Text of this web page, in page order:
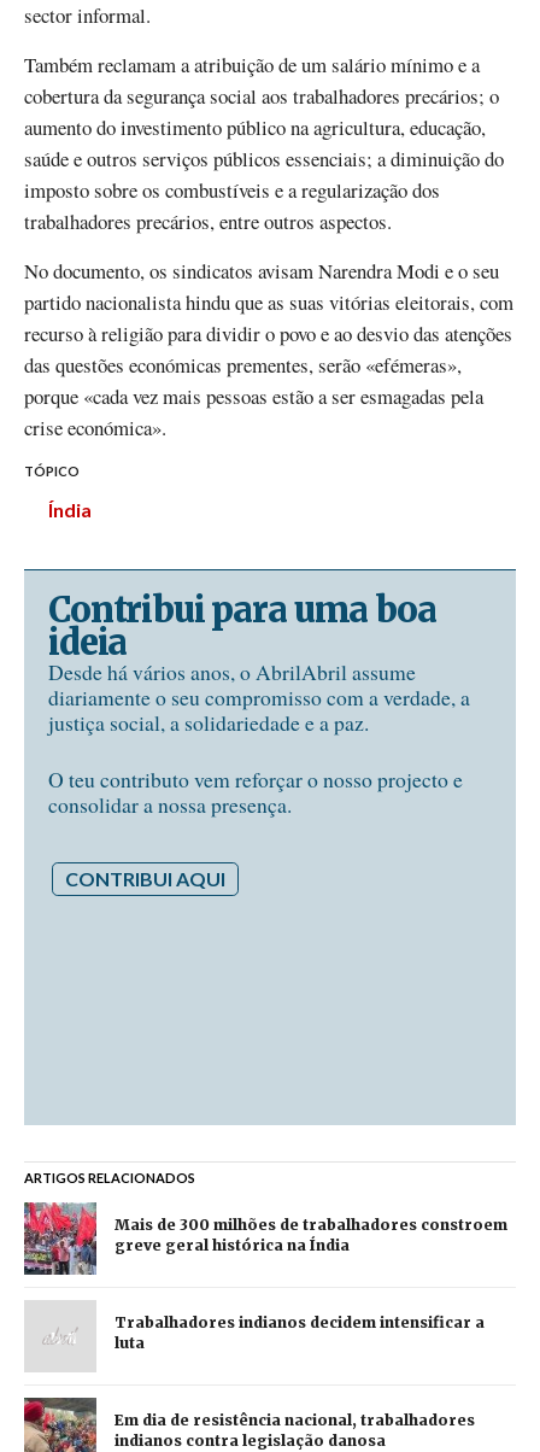
sector informal.
Também reclamam a atribuição de um salário mínimo e a
cobertura da segurança social aos trabalhadores precários; o
aumento do investimento público na agricultura, educação,
saúde e outros serviços públicos essenciais; a diminuição do
imposto sobre os combustíveis e a regularização dos
trabalhadores precários, entre outros aspectos.
No documento, os sindicatos avisam Narendra Modi e o seu
partido nacionalista hindu que as suas vitórias eleitorais, com
recurso à religião para dividir o povo e ao desvio das atenções
das questões económicas prementes, serão «efémeras»,
porque «cada vez mais pessoas estão a ser esmagadas pela
crise económica».
TÓPICO
Índia
Contribui para uma boa
ideia
Desde há vários anos, o AbrilAbril assume
diariamente o seu compromisso com a verdade, a
justiça social, a solidariedade e a paz.
O teu contributo vem reforçar o nosso projecto e
consolidar a nossa presença.
CONTRIBUI AQUI
ARTIGOS RELACIONADOS
Mais de 300 milhões de trabalhadores constroem
greve geral histórica na Índia
Trabalhadores indianos decidem intensificar a
luta
Em dia de resistência nacional, trabalhadores
indianos contra legislação danosa